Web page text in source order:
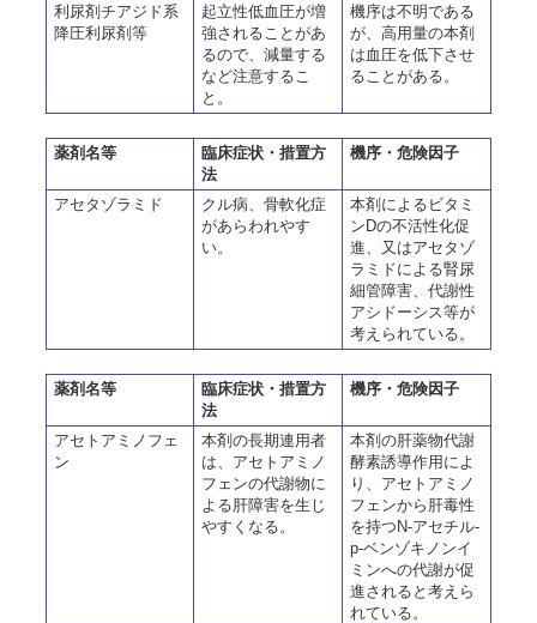
利尿剤チアジド系
降圧利尿剤等
起立性低血圧が増
強されることがあ
るので、減量する
など注意するこ
と。
機序は不明である
が、高用量の本剤
は血圧を低下させ
ることがある。
薬剤名等
臨床症状・措置方
法
機序・危険因子
アセタゾラミド
クル病、骨軟化症
があらわれやす
い。
本剤によるビタミ
ンDの不活性化促
進、又はアセタゾ
ラミドによる腎尿
細管障害、代謝性
アシドーシス等が
考えられている。
薬剤名等
臨床症状・措置方
法
機序・危険因子
アセトアミノフェ
ン
本剤の長期連用者
は、アセトアミノ
フェンの代謝物に
よる肝障害を生じ
やすくなる。
本剤の肝薬物代謝
酵素誘導作用によ
り、アセトアミノ
フェンから肝毒性
を持つN-アセチル-
p-ベンゾキノンイ
ミンへの代謝が促
進されると考えら
れている。